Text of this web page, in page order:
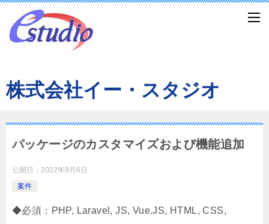
株式会社イー・スタジオ
パッケージのカスタマイズおよび機能追加
公開日： 2022年9月6日
案件
◆必須：PHP, Laravel, JS, Vue.JS, HTML, CSS,